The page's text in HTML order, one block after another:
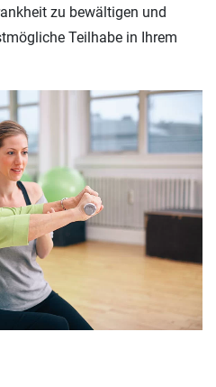
zu bewältigen und
Teilhabe in Ihrem